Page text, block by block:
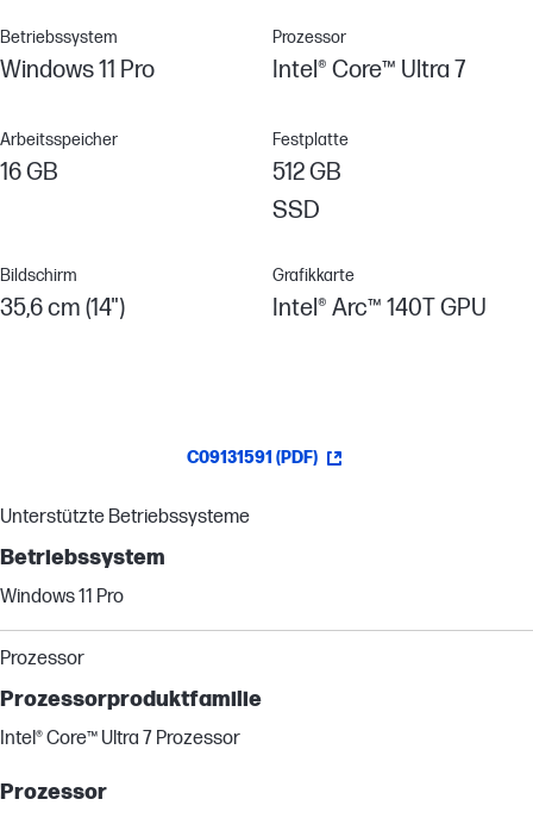
Betriebssystem
Windows 11 Pro
Prozessor
Intel® Core™ Ultra 7
Arbeitsspeicher
16 GB
Festplatte
512 GB
SSD
Bildschirm
35,6 cm (14")
Grafikkarte
Intel® Arc™ 140T GPU
C09131591 (PDF)
Unterstützte Betriebssysteme
Betriebssystem
Windows 11 Pro
Prozessor
Prozessorproduktfamilie
Intel® Core™ Ultra 7 Prozessor
Prozessor